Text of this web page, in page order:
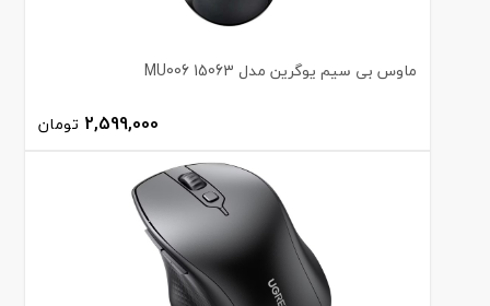
ماوس بی سیم یوگرین مدل MU006 15063
2,599,000 تومان